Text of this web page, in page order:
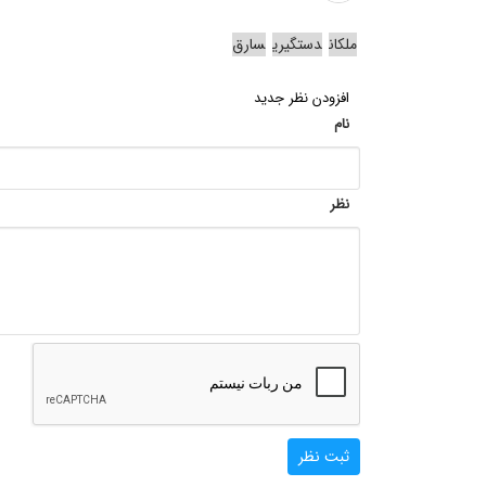
ملکان دستگیری سارق
افزودن نظر جدید
نام
نظر
ثبت نظر